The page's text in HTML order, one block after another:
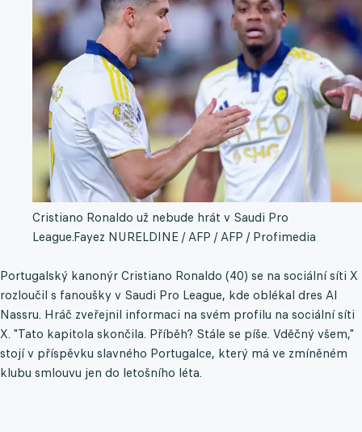
Cristiano Ronaldo už nebude hrát v Saudi Pro
League.Fayez NURELDINE / AFP / AFP / Profimedia
Portugalský kanonýr Cristiano Ronaldo (40) se na sociální síti X
rozloučil s fanoušky v Saudi Pro League, kde oblékal dres Al
Nassru. Hráč zveřejnil informaci na svém profilu na sociální síti
X. "Tato kapitola skončila. Příběh? Stále se píše. Vděčný všem,"
stojí v příspěvku slavného Portugalce, který má ve zmíněném
klubu smlouvu jen do letošního léta.